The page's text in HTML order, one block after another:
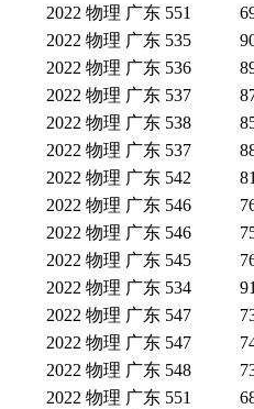
2022 物理 广东 551
2022 物理 广东 535
2022 物理 广东 536
2022 物理 广东 537
2022 物理 广东 538
2022 物理 广东 537
2022 物理 广东 542
2022 物理 广东 546
2022 物理 广东 546
2022 物理 广东 545
2022 物理 广东 534
2022 物理 广东 547
2022 物理 广东 547
2022 物理 广东 548
2022 物理 广东 551